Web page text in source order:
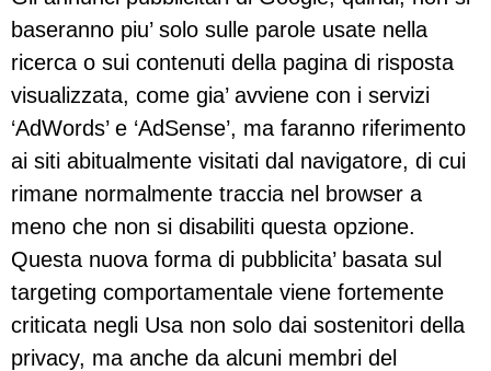
baseranno piu’ solo sulle parole usate nella
ricerca o sui contenuti della pagina di risposta
visualizzata, come gia’ avviene con i servizi
‘AdWords’ e ‘AdSense’, ma faranno riferimento
ai siti abitualmente visitati dal navigatore, di cui
rimane normalmente traccia nel browser a
meno che non si disabiliti questa opzione.
Questa nuova forma di pubblicita’ basata sul
targeting comportamentale viene fortemente
criticata negli Usa non solo dai sostenitori della
privacy, ma anche da alcuni membri del